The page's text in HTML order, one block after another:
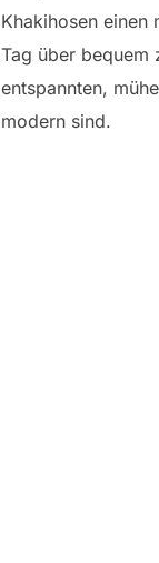
Khakihosen einen
Tag über bequem
entspannten,
modern sind.